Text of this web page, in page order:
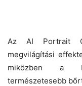
Az AI Portrait
megvilágítási
miközben a
természetesebb